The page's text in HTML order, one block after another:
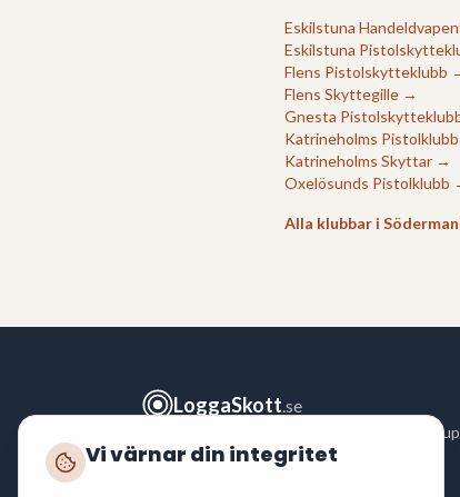
Eskilstuna
Eskilstuna
Flens Pistolskytteklubb
Flens Skyttegille →
Gnesta
Katrineholms Pistolklubb
Katrineholms Skyttar →
Oxelösunds Pistolklubb
Alla klubbar i
LoggaSkott.se
Logga ditt skytte snabbt och enkelt för att
polisens krav enligtFAP 551-3
Vi värnar din integritet